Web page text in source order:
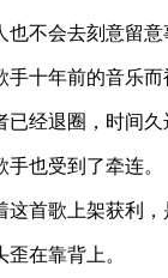
不会去刻意留
十年前的音乐
经退圈，时间
也受到了牵连。
首歌上架获利，
在靠背上。